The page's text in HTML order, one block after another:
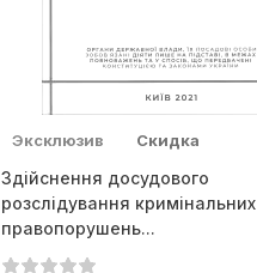
Эксклюзив Скидка
Здійснення досудового
розслідування кримінальних
правопорушень...